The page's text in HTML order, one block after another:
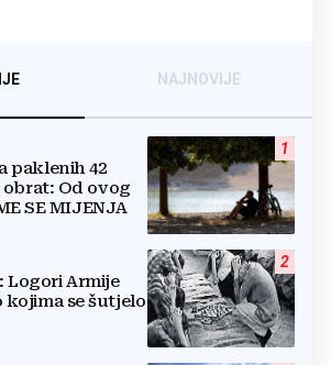
NAJNOVIJE
1
paklenih 42
Od ovog
SE MIJENJA
2
Logori Armije
kojima se šutjelo